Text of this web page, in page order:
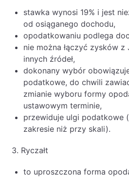
stawka wynosi 19% i jest
od osiąganego dochodu,
opodatkowaniu podlega
nie można łączyć zysków
innych źródeł,
dokonany wybór
podatkowe, do chwili
zmianie wyboru formy
ustawowym terminie,
przewiduje ulgi podatkowe
zakresie niż przy skali).
3. Ryczałt
to uproszczona forma